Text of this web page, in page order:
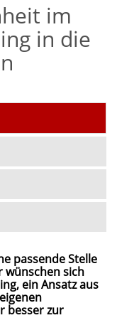
im
in die
passende Stelle
wünschen sich
ein Ansatz aus
besser zur